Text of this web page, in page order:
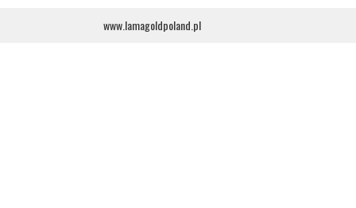
www.lamagoldpoland.pl